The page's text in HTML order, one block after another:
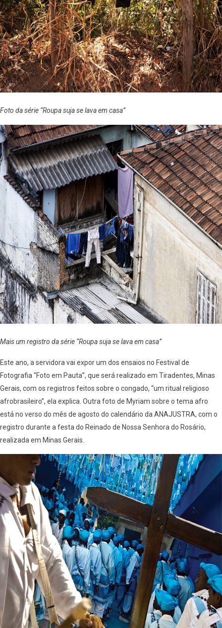
Foto da série “Roupa suja se lava em casa”
Mais um registro da série “Roupa suja se lava em casa”
Este ano, a servidora vai expor um dos ensaios no Festival de
Fotografia “Foto em Pauta”, que será realizado em Tiradentes, Minas
Gerais, com os registros feitos sobre o congado, “um ritual religioso
afrobrasileiro”, ela explica. Outra foto de Myriam sobre o tema afro
está no verso do mês de agosto do calendário da ANAJUSTRA, com o
registro durante a festa do Reinado de Nossa Senhora do Rosário,
realizada em Minas Gerais.